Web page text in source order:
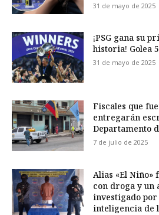
31 de mayo de 2025
¡PSG gana su
historia! Golea
31 de mayo de 2025
Fiscales que
entregarán
Departamento
7 de julio de 2025
Alias «El Niño»
con droga y un
investigado
inteligencia de